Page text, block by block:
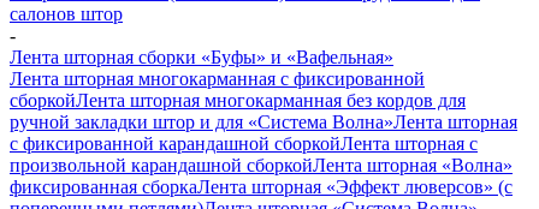
салонов штор
-
Лента шторная сборки «Буфы» и «Вафельная»
Лента шторная многокарманная с фиксированной
сборкойЛента шторная многокарманная без кордов для
ручной закладки штор и для «Система Волна»Лента шторная
с фиксированной карандашной сборкойЛента шторная с
произвольной карандашной сборкойЛента шторная «Волна»
фиксированная сборкаЛента шторная «Эффект люверсов» (с